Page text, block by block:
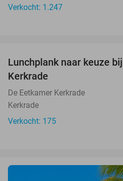
Verkocht: 1.247
Lunchplank naar keuze
Kerkrade
De Eetkamer Kerkrade
Kerkrade
Verkocht: 175